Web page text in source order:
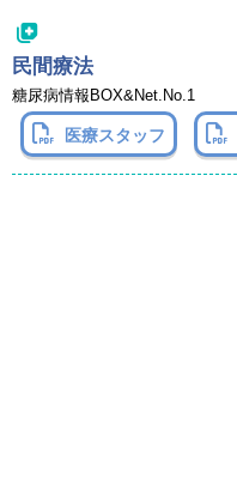
民間療法
糖尿病情報BOX&Net.No.1
医療スタッフ